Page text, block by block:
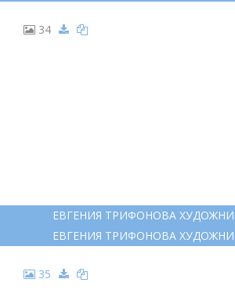
34
ЕВГЕНИЯ ТРИФОНОВА
ЕВГЕНИЯ ТРИФОНОВА
35